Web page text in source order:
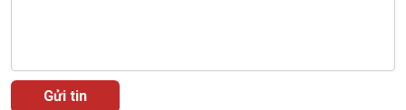
Tin Văn hoá & Du lịch
Chát với người nổi tiếng
Ảnh